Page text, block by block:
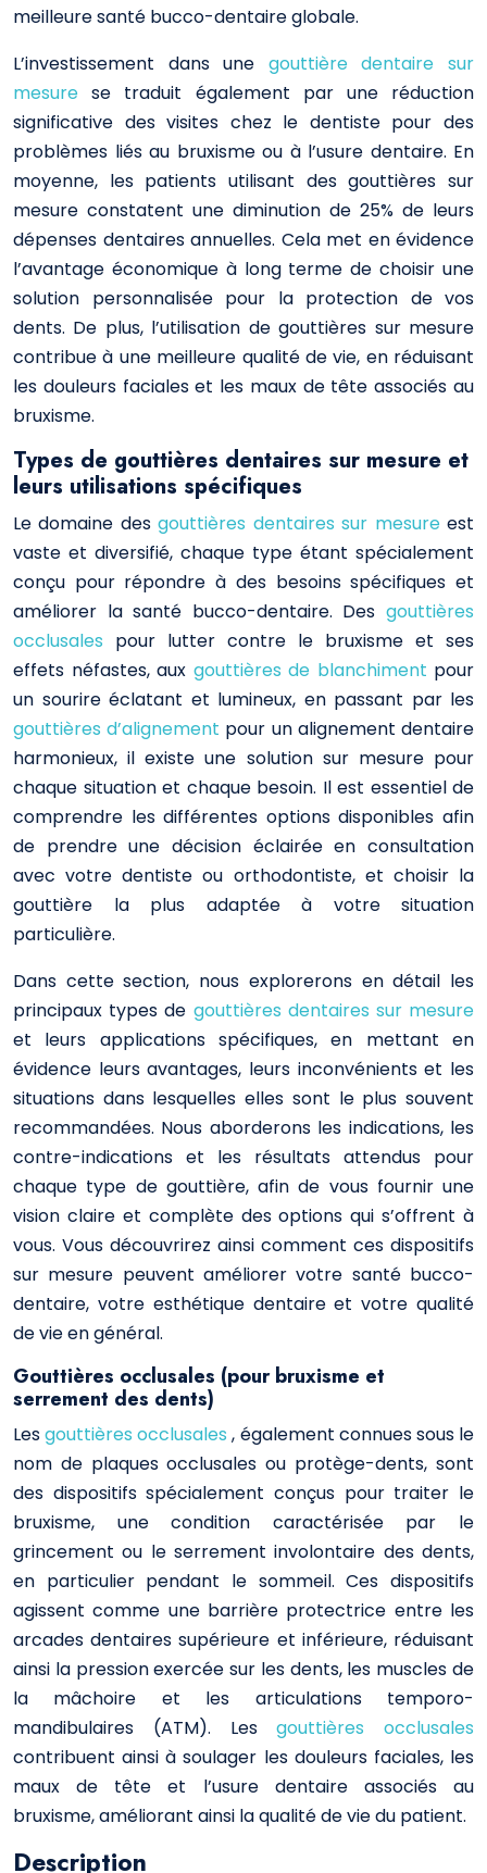
meilleure santé bucco-dentaire globale.
L’investissement dans une gouttière dentaire sur
mesurese traduit également par une réduction
significative des visites chez le dentiste pour des
problèmes liés au bruxisme ou à l’usure dentaire. En
moyenne, les patients utilisant des gouttières sur
mesure constatent une diminution de 25% de leurs
dépenses dentaires annuelles. Cela met en évidence
l’avantage économique à long terme de choisir une
solution personnalisée pour la protection de vos
dents. De plus, l’utilisation de gouttières sur mesure
contribue à une meilleure qualité de vie, en réduisant
les douleurs faciales et les maux de tête associés au
bruxisme.
Types de gouttières dentaires sur mesure et
leurs utilisations spécifiques
Le domaine desgouttières dentaires sur mesureest
vaste et diversifié, chaque type étant spécialement
conçu pour répondre à des besoins spécifiques et
améliorer la santé bucco-dentaire. Des gouttières
occlusales pour lutter contre le bruxisme et ses
effets néfastes, aux gouttières de blanchiment pour
un sourire éclatant et lumineux, en passant par les
gouttières d’alignement pour un alignement dentaire
harmonieux, il existe une solution sur mesure pour
chaque situation et chaque besoin. Il est essentiel de
comprendre les différentes options disponibles afin
de prendre une décision éclairée en consultation
avec votre dentiste ou orthodontiste, et choisir la
gouttière la plus adaptée à votre situation
particulière.
Dans cette section, nous explorerons en détail les
principaux types de gouttières dentaires sur mesure
et leurs applications spécifiques, en mettant en
évidence leurs avantages, leurs inconvénients et les
situations dans lesquelles elles sont le plus souvent
recommandées. Nous aborderons les indications, les
contre-indications et les résultats attendus pour
chaque type de gouttière, afin de vous fournir une
vision claire et complète des options qui s’offrent à
vous. Vous découvrirez ainsi comment ces dispositifs
sur mesure peuvent améliorer votre santé bucco-
dentaire, votre esthétique dentaire et votre qualité
de vie en général.
Gouttières occlusales (pour bruxisme et
serrement des dents)
Lesgouttières occlusales, également connues sous le
nom de plaques occlusales ou protège-dents, sont
des dispositifs spécialement conçus pour traiter le
bruxisme, une condition caractérisée par le
grincement ou le serrement involontaire des dents,
en particulier pendant le sommeil. Ces dispositifs
agissent comme une barrière protectrice entre les
arcades dentaires supérieure et inférieure, réduisant
ainsi la pression exercée sur les dents, les muscles de
la mâchoire et les articulations temporo-
mandibulaires (ATM). Lesgouttières occlusales
contribuent ainsi à soulager les douleurs faciales, les
maux de tête et l’usure dentaire associés au
bruxisme, améliorant ainsi la qualité de vie du patient.
Description